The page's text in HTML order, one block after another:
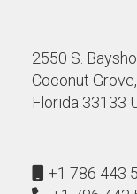
2550 S.
Coconut Grove,
Florida 33133
+1 786 443